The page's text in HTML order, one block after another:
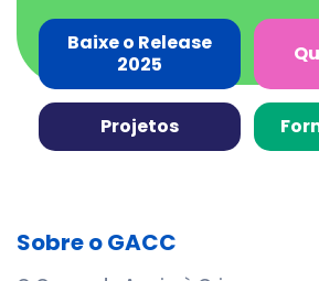
Baixe o Release
2025
Projetos
Sobre o GACC